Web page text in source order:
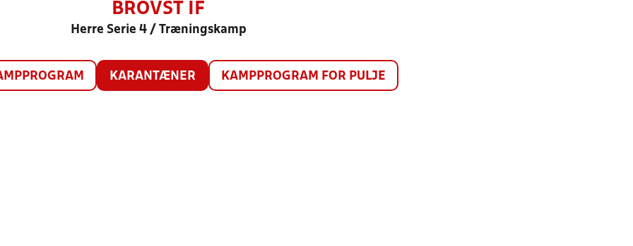
BROVST IF
Herre Serie 4 / Træningskamp
KARANTÆNER KAMPPROGRAM FOR PULJE